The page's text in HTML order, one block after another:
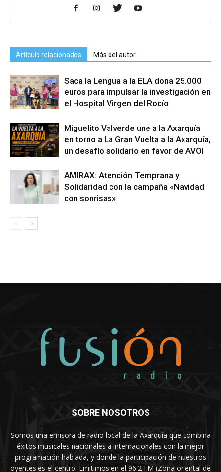
Artículo relacionados Más del autor
Saca la Lengua a la ELA dona 25.000
euros para impulsar la investigación en
el Hospital Virgen del Rocío
Miguelito Valverde une a la Axarquía
en torno a La Gran Vuelta a la Axarquía,
un desafío solidario en favor de AVOI
AMIRAX: Atención Temprana y
Solidaridad con la campaña «Navidad
con sonrisas»
SOBRE NOSOTROS
Somos una emisora de radio local de la Axarquía que combina
éxitos musicales nacionales a internacionales con la mejor
programación hablada, y donde la participación de nuestros
oyentes es el centro. Emitimos en el 96.2 FM (Zona oriental de